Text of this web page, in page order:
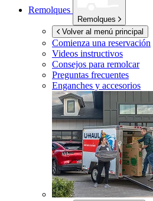
Remolques
Remolques
Volver al menú principal
Comienza una reservación
Videos instructivos
Consejos para remolcar
Preguntas frecuentes
Enganches y accesorios